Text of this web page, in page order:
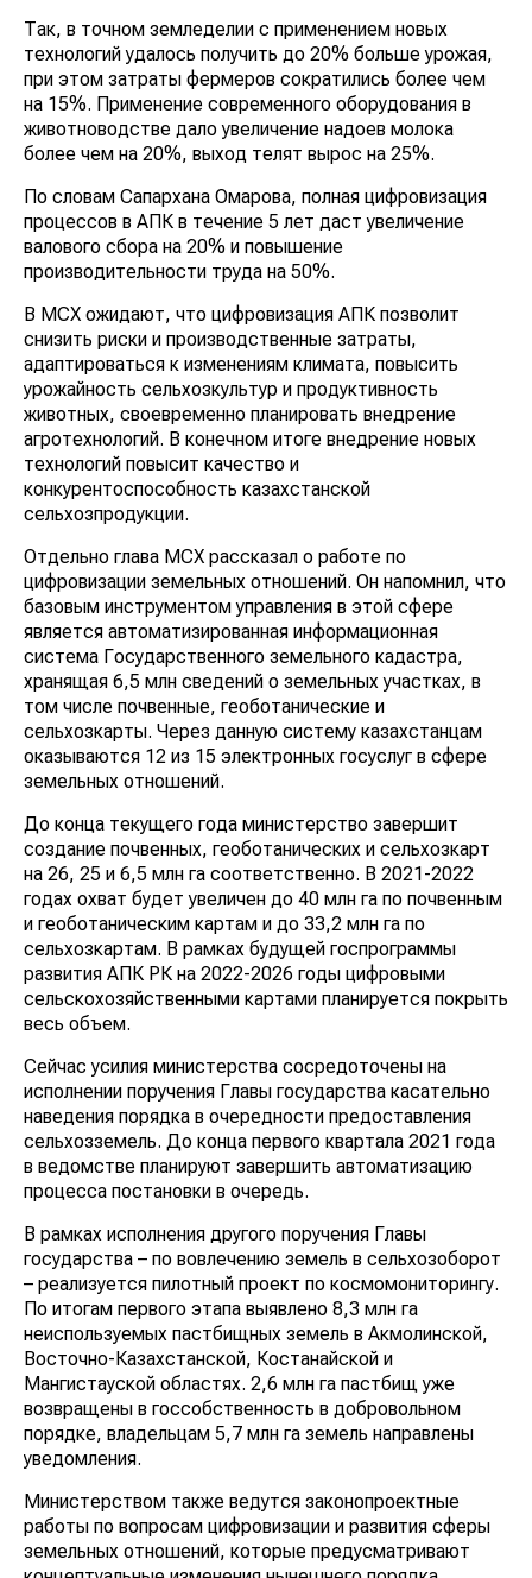
Так, в точном земледелии с применением новых
технологий удалось получить до 20% больше урожая,
при этом затраты фермеров сократились более чем
на 15%. Применение современного оборудования в
животноводстве дало увеличение надоев молока
более чем на 20%, выход телят вырос на 25%.
По словам Сапархана Омарова, полная цифровизация
процессов в АПК в течение 5 лет даст увеличение
валового сбора на 20% и повышение
производительности труда на 50%.
В МСХ ожидают, что цифровизация АПК позволит
снизить риски и производственные затраты,
адаптироваться к изменениям климата, повысить
урожайность сельхозкультур и продуктивность
животных, своевременно планировать внедрение
агротехнологий. В конечном итоге внедрение новых
технологий повысит качество и
конкурентоспособность казахстанской
сельхозпродукции.
Отдельно глава МСХ рассказал о работе по
цифровизации земельных отношений. Он напомнил, что
базовым инструментом управления в этой сфере
является автоматизированная информационная
система Государственного земельного кадастра,
хранящая 6,5 млн сведений о земельных участках, в
том числе почвенные, геоботанические и
сельхозкарты. Через данную систему казахстанцам
оказываются 12 из 15 электронных госуслуг в сфере
земельных отношений.
До конца текущего года министерство завершит
создание почвенных, геоботанических и сельхозкарт
на 26, 25 и 6,5 млн га соответственно. В 2021-2022
годах охват будет увеличен до 40 млн га по почвенным
и геоботаническим картам и до 33,2 млн га по
сельхозкартам. В рамках будущей госпрограммы
развития АПК РК на 2022-2026 годы цифровыми
сельскохозяйственными картами планируется покрыть
весь объем.
Сейчас усилия министерства сосредоточены на
исполнении поручения Главы государства касательно
наведения порядка в очередности предоставления
сельхозземель. До конца первого квартала 2021 года
в ведомстве планируют завершить автоматизацию
процесса постановки в очередь.
В рамках исполнения другого поручения Главы
государства – по вовлечению земель в сельхозоборот
– реализуется пилотный проект по космомониторингу.
По итогам первого этапа выявлено 8,3 млн га
неиспользуемых пастбищных земель в Акмолинской,
Восточно-Казахстанской, Костанайской и
Мангистауской областях. 2,6 млн га пастбищ уже
возвращены в госсобственность в добровольном
порядке, владельцам 5,7 млн га земель направлены
уведомления.
Министерством также ведутся законопроектные
работы по вопросам цифровизации и развития сферы
земельных отношений, которые предусматривают